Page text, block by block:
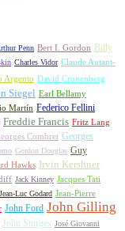
Penn Bert I. Gordon
Billy
Charles Vidor Claude Autant-
Argento David Cronenberg
Siegel Earl Bellamy
Martín Federico Fellini
Freddie Francis Fritz Lang
Combret Georges
Gordon Douglas Guy
Hawks Irvin Kershner
Jack Kinney Jacques Tati
Jean-Luc Godard Jean-Pierre
John Ford John Gilling
John Sturges José Giovanni